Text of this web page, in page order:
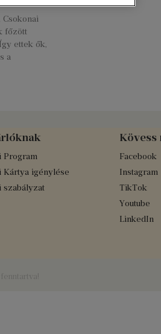
Csokonai
főzött
ettek ők,
a
Program
Kártya igénylése
szabályzat
Kövess
Facebook
Instagram
TikTok
Youtube
LinkedIn